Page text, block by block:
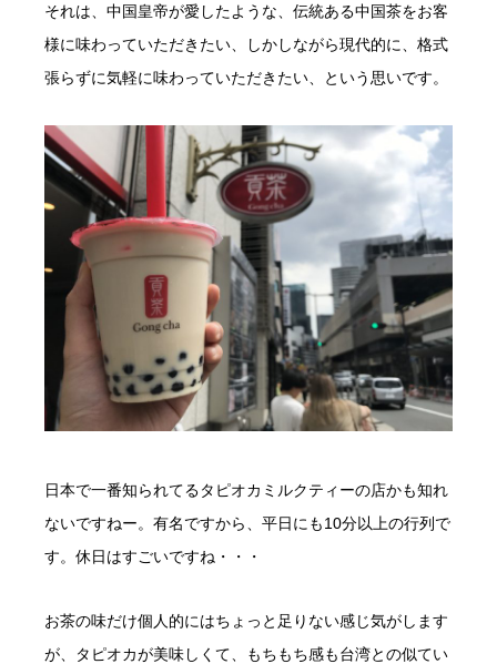
それは、中国皇帝が愛したような、伝統ある中国茶をお客
様に味わっていただきたい、しかしながら現代的に、格式
張らずに気軽に味わっていただきたい、という思いです。
日本で一番知られてるタピオカミルクティーの店かも知れ
ないですねー。有名ですから、平日にも10分以上の行列で
す。休日はすごいですね・・・
お茶の味だけ個人的にはちょっと足りない感じ気がします
が、タピオカが美味しくて、もちもち感も台湾との似てい